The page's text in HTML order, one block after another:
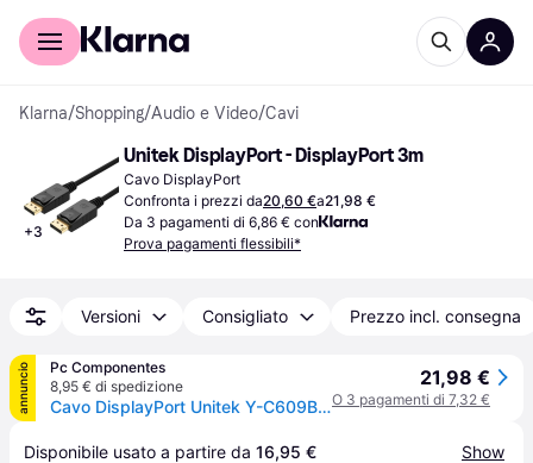
Per il tuo shopping
Klarna/Shopping/Audio e Video/Cavi
+3
Unitek DisplayPort - DisplayPort 3m
Cavo DisplayPort
Confronta i prezzi da20,60 €a21,98 €
Da 3 pagamenti di 6,86 € con
Prova pagamenti flessibili*
Versioni Consigliato Prezzo incl. consegna
annuncio
Pc Componentes
8,95 € di spedizione
Cavo DisplayPort Unitek Y-C609BK 3 m Maschio a Maschio Nero
21,98 €
O 3 pagamenti di 7,32 €
Disponibile usato a partire da 16,95 € Show